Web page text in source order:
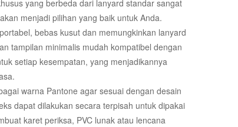
yang berbeda dari lanyard standar sangat
menjadi pilihan yang baik untuk Anda.
bebas kusut dan memungkinkan lanyard
tampilan minimalis mudah kompatibel dengan
setiap kesempatan, yang menjadikannya
warna Pantone agar sesuai dengan desain
dapat dilakukan secara terpisah untuk dipakai
karet periksa, PVC lunak atau lencana